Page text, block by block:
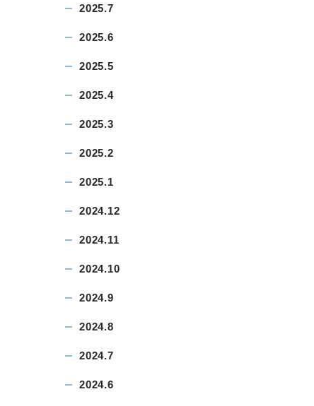
2025.7
2025.6
2025.5
2025.4
2025.3
2025.2
2025.1
2024.12
2024.11
2024.10
2024.9
2024.8
2024.7
2024.6